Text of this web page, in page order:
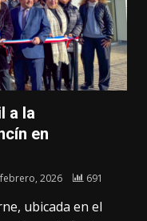
a la
en
2026 691
ubicada en el